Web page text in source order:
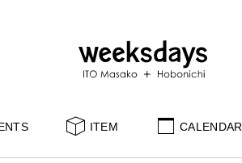
ITEM CALENDAR